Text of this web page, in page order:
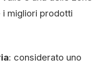
migliori prodotti
: considerato uno